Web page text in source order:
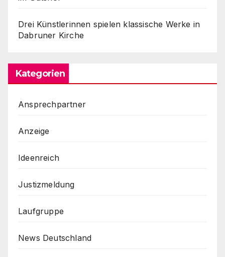
Drei Künstlerinnen spielen klassische Werke in
Dabruner Kirche
Kategorien
Ansprechpartner
Anzeige
Ideenreich
Justizmeldung
Laufgruppe
News Deutschland